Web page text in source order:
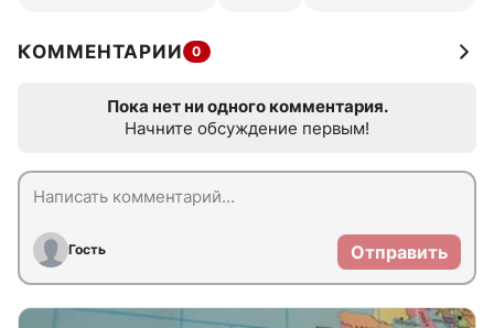
КОММЕНТАРИИ 0
Пока нет ни одного комментария.
Начните обсуждение первым!
Гость Отправить